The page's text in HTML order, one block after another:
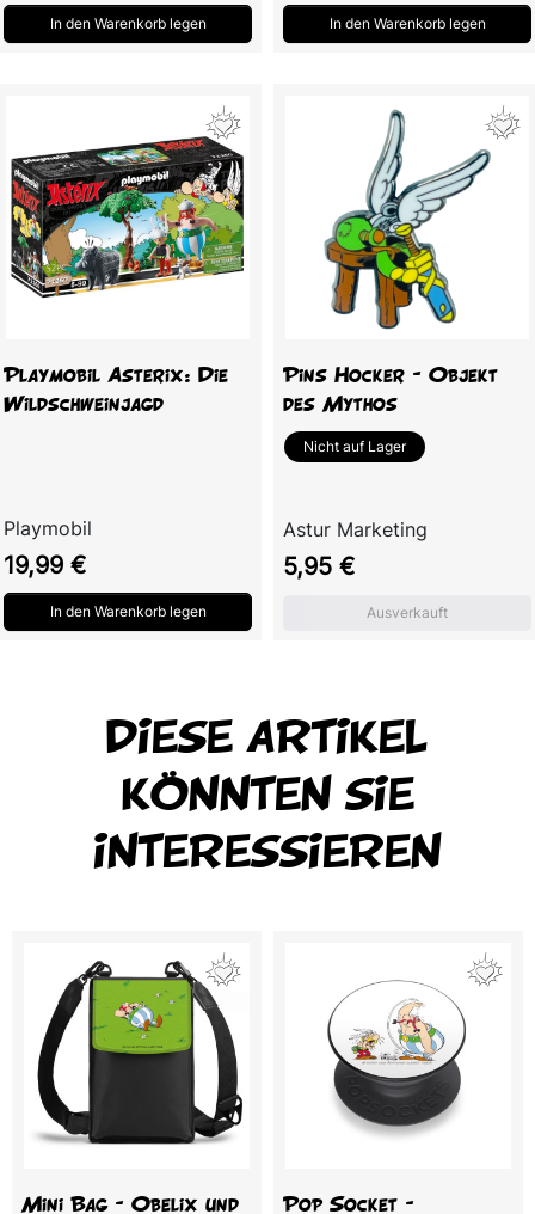
In den Warenkorb legen In den Warenkorb legen
Playmobil Asterix: Die
Wildschweinjagd
Playmobil
Preis
19,99 €
In den Warenkorb legen
Pins Hocker – Objekt
des Mythos
Nicht auf Lager
Astur Marketing
Preis
5,95 €
Ausverkauft
DIESE ARTIKEL
KÖNNTEN SIE
INTERESSIEREN
Mini Bag – Obelix und Pop Socket –